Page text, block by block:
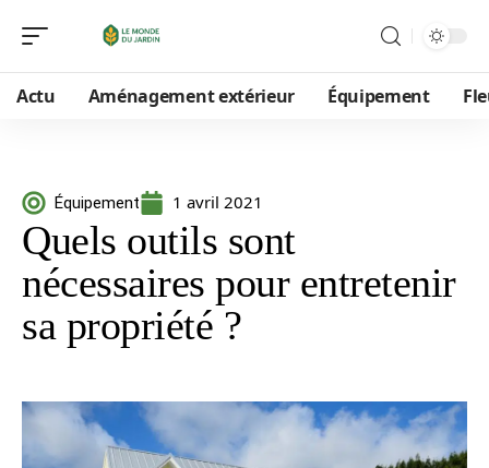
Actu Aménagement extérieur Équipement
Équipement 1 avril 2021
Quels outils sont
nécessaires pour entretenir
sa propriété ?